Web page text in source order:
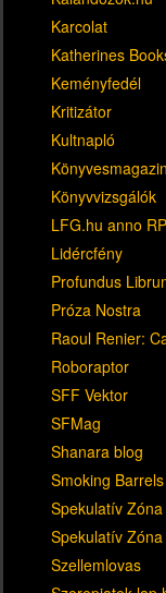
Karcolat
Katherines
Keményfedél
Kritizátor
Kultnapló
Könyvesmagazin
Könyvvizsgálók
LFG.hu anno
Lidércfény
Profundus
Próza Nostra
Raoul Renier:
Roboraptor
SFF Vektor
SFMag
Shanara blog
Smoking Barrels
Spekulatív
Spekulatív Zóna
Szellemlovas